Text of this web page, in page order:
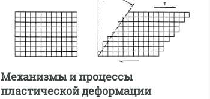
Механизмы и процессы
пластической деформации